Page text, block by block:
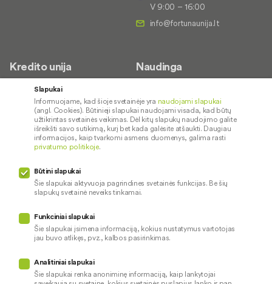
V 9:00 – 16:00
Kredito unija
Apie mus
Kontaktai
Karjera
Socialinė atsakomybė
Naudinga
Palūkanų normos
Paslaugų teikimo sąlygos ir
įkainiai
Pranešėjų apsauga
Privatumo politika
Naudojami slapukai
Pinigų plovimo prevencija
Slapukai
Informuojame, kad šioje svetainėje yra naudojami slapukai
(angl. Cookies). Būtinieji slapukai naudojami visada, kad būtų
užtikrintas svetainės veikimas. Dėl kitų slapukų naudojimo galite
išreikšti savo sutikimą, kurį bet kada galėsite atšaukti. Daugiau
informacijos, kaip tvarkomi asmens duomenys, galima rasti
privatumo politikoje.
Būtini slapukai
Šie slapukai aktyvuoja pagrindines svetainės funkcijas. Be šių
slapukų svetainė neveiks tinkamai.
Funkciniai slapukai
Šie slapukai įsimena informaciją, kokius nustatymus vartotojas
jau buvo atlikęs, pvz., kalbos pasirinkimas.
Analitiniai slapukai
Šie slapukai renka anoniminę informaciją, kaip lankytojai